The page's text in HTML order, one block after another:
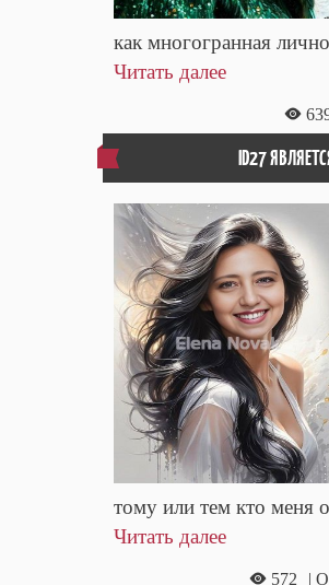
как многогранная
Читать далее
ID27
тому или тем кто меня
Читать далее
572 |